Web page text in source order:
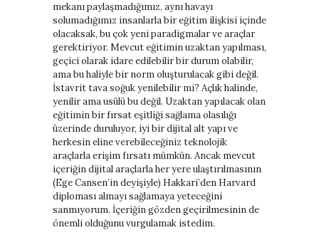
mekanı paylaşmadığımız, aynı havayı
solumadığımız insanlarla bir eğitim ilişkisi içinde
olacaksak, bu çok yeni paradigmalar ve araçlar
gerektiriyor. Mevcut eğitimin uzaktan yapılması,
geçici olarak idare edilebilir bir durum olabilir,
ama bu haliyle bir norm oluşturulacak gibi değil.
İstavrit tava soğuk yenilebilir mi? Açlık halinde,
yenilir ama usülü bu değil. Uzaktan yapılacak olan
eğitimin bir fırsat eşitliği sağlama olasılığı
üzerinde duruluyor, iyi bir dijital alt yapı ve
herkesin eline verebileceğiniz teknolojik
araçlarla erişim fırsatı mümkün. Ancak mevcut
içeriğin dijital araçlarla her yere ulaştırılmasının
(Ege Cansen’in deyişiyle) Hakkari’den Harvard
diploması almayı sağlamaya yeteceğini
sanmıyorum. İçeriğin gözden geçirilmesinin de
önemli olduğunu vurgulamak istedim.